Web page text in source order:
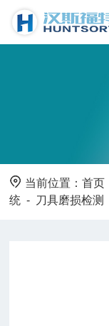
当前位置：首页
统 - 刀具磨损检测